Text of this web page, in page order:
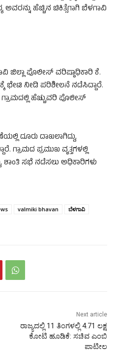
ಅವರನ್ನು ಹೆಚ್ಚಿನ ಚಿಕಿತ್ಸೆಗಾಗಿ ಬೆಳಗಾವಿ
ಜಿಲ್ಲಾ ಪೊಲೀಸ್ ವರಿಷ್ಠಾಧಿಕಾರಿ ಕೆ.
ಭೇಟಿ ನೀಡಿ ಪರಿಶೀಲನೆ ನಡೆಸಿದ್ದಾರೆ.
ಹೆಚ್ಚುವರಿ ಪೊಲೀಸ್
ದೂರು ದಾಖಲಾಗಿದ್ದು,
ಗ್ರಾಮದ ಪ್ರಮುಖ ವೃತ್ತಗಳಲ್ಲಿ
ಸಭೆ ನಡೆಸಲು ಅಧಿಕಾರಿಗಳು
valmiki bhavan
ಬೆಳಗಾವಿ
Next article
ರಾಜ್ಯದಲ್ಲಿ 11 ತಿಂಗಳಲ್ಲಿ 4.71 ಲಕ್ಷ
ಕೋಟಿ ಹೂಡಿಕೆ: ಸಚಿವ ಎಂಬಿ
ಪಾಟೀಲ